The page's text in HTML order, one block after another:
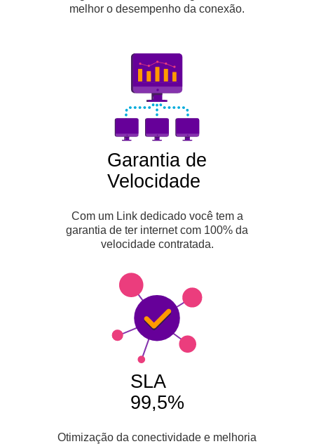
melhor o desempenho da conexão.
Garantia de
Velocidade
Com um Link dedicado você tem a
garantia de ter internet com 100% da
velocidade contratada.
SLA
99,5%
Otimização da conectividade e melhoria